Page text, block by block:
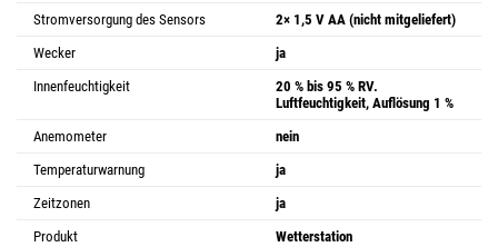
Stromversorgung des Sensors
2× 1,5 V AA (nicht mitgeliefert)
Wecker
ja
Innenfeuchtigkeit
20 % bis 95 % RV.
Luftfeuchtigkeit, Auflösung 1 %
Anemometer
nein
Temperaturwarnung
ja
Zeitzonen
ja
Produkt
Wetterstation